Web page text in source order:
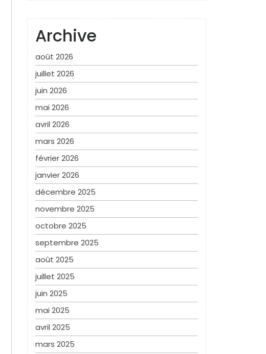
Archive
août 2026
juillet 2026
juin 2026
mai 2026
avril 2026
mars 2026
février 2026
janvier 2026
décembre 2025
novembre 2025
octobre 2025
septembre 2025
août 2025
juillet 2025
juin 2025
mai 2025
avril 2025
mars 2025